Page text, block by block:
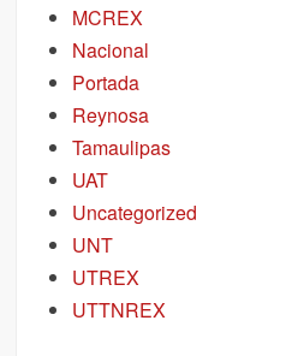
MCREX
Nacional
Portada
Reynosa
Tamaulipas
UAT
Uncategorized
UNT
UTREX
UTTNREX